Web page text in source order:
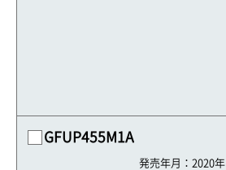
GFUP455M1A
発売年月：2020年